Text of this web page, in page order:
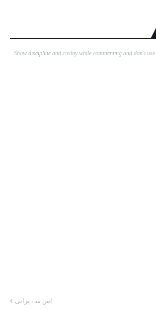
Show discipline and civility while commenting and don't
اس سے پرانی